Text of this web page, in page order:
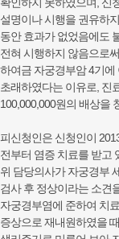
설명이나 시행을 권유하
동안 효과가 없었음에도
전혀 시행하지 않음으로
하여금 자궁경부암 4기
초래하였다는 이유로, 진
100,000,000원의 배상을
피신청인은 신청인이
전부터 염증 치료를 받고
위 담당의사가 자궁경부
검사 후 정상이라는 소견
자궁경부염에 준하여 치
증상으로 재내원하였을